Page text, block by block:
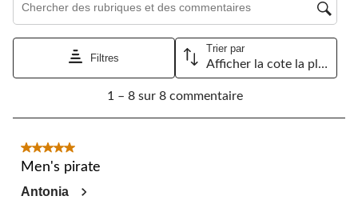
Filtres
Trier par
Afficher la cote la plus élevée à la plus faible
8
commentaire.
1 – 8 sur 8 commentaire
5 étoile(s) sur 5.
Men's pirate
Antonia